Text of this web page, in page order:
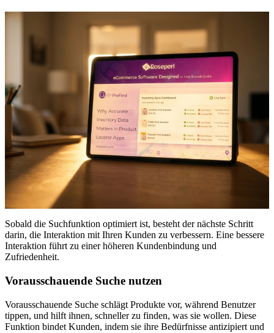
Sobald die Suchfunktion optimiert ist, besteht der nächste Schritt
darin, die Interaktion mit Ihren Kunden zu verbessern. Eine bessere
Interaktion führt zu einer höheren Kundenbindung und
Zufriedenheit.
Vorausschauende Suche nutzen
Vorausschauende Suche schlägt Produkte vor, während Benutzer
tippen, und hilft ihnen, schneller zu finden, was sie wollen. Diese
Funktion bindet Kunden, indem sie ihre Bedürfnisse antizipiert und